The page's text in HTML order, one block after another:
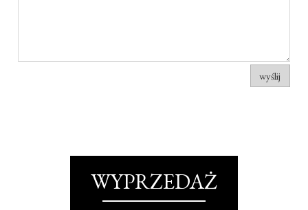
wyślij
WYPRZEDAŻ